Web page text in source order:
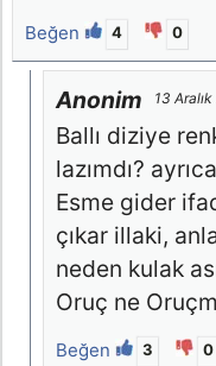
Beğen 4 0
Anonim 13
Ballı diziye
lazımdı?
Esme gider
çıkar illaki,
neden kulak
Oruç ne
Beğen 3 0